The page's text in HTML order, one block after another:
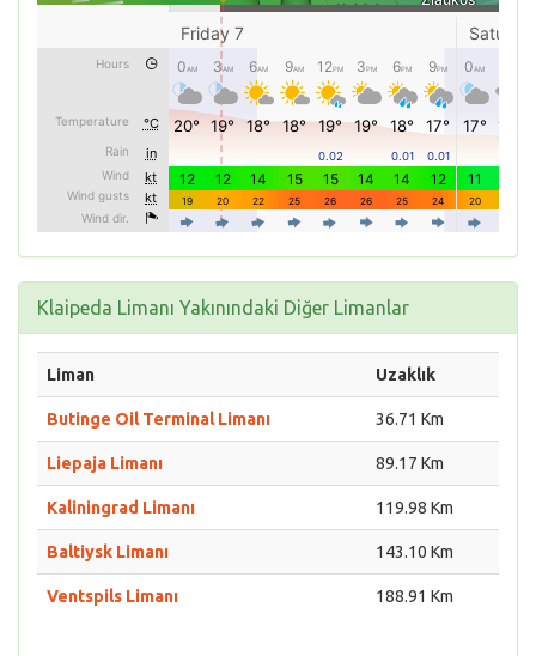
Klaipeda Limanı Yakınındaki Diğer Limanlar
Liman Uzaklık
Butinge Oil Terminal Limanı 36.71 Km
Liepaja Limanı 89.17 Km
Kaliningrad Limanı 119.98 Km
Baltiysk Limanı 143.10 Km
Ventspils Limanı 188.91 Km